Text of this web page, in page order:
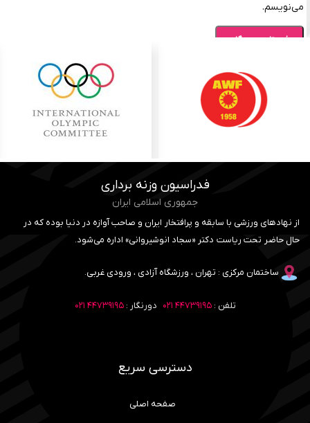
می‌نویسم.
فدراسیون وزنه برداری
جمهوری اسلامی ایران
از نهادهای ورزشی با سابقه و پرافتخار ایران و صاحب آوازه در دنیا بوده که در
حال حاضر تحت ریاست دکتر «سجاد انوشیروانی» اداره می‌شود.
ساختمان مرکزی : تهران ، ورزشگاه آزادی ، ورودی غربی.
تلفن :۴۴۷۳۹۱۹۵ ۰۲۱ دورنگار :۴۴۷۳۹۱۹۵ ۰۲۱
دسترسی سریع
صفحه اصلی